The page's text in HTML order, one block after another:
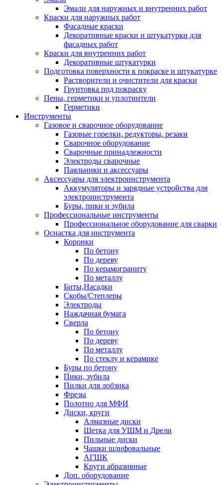
Эмали для наружных и внутренних работ
Краски для наружных работ
Фасадные краски
Декоративные краски и штукатурки для
фасадных работ
Краски для внутренних работ
Декоративные штукатурки
Подготовка поверхности к покраске и штукатурке
Растворители и очистители для краски
Грунтовка под покраску
Пены, герметики и уплотнители
Герметики
Инструменты
Газовое и сварочное оборудование
Газовые горелки, редукторы, резаки
Сварочное оборудование
Сварочные принадлежности
Электроды сварочные
Паяльники и аксессуары
Аксессуары для электроинструмента
Аккумуляторы и зарядные устройства для
электроинструмента
Буры, пики и зубила
Профессиональные инструменты
Профессиональное оборудование для сварки
Оснастка для инструмента
Коронки
По бетону
По дереву
По керамограниту
По металлу
Биты,Насадки
Скобы/Степлеры
Электроды
Наждачная бумага
Сверла
По бетону
По дереву
По металлу
По стеклу и керамике
Буры по бетону
Пики, зубила
Пилки для лобзика
Фрезы
Полотно для МФИ
Диски, круги
Алмазные диски
Щетка для УШМ и Дрели
Пильные диски
Чашки шлифовальные
АГШК
Круги абразивные
Доп. оборудование